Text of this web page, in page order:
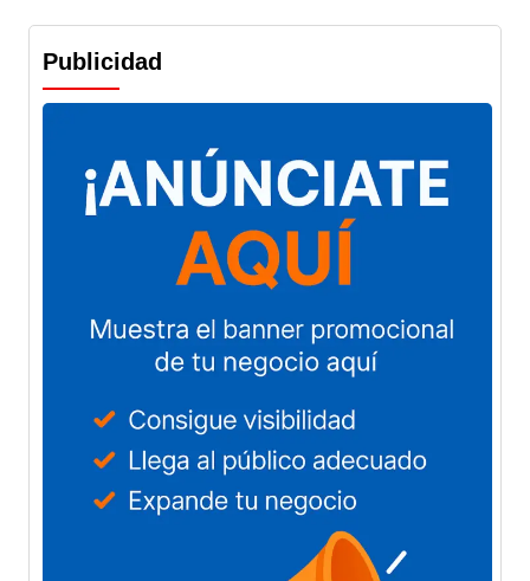
Publicidad